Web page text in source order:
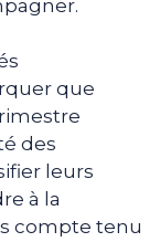
que
des
leurs
à la
compte tenu